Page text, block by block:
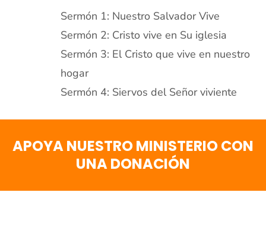
Sermón 1: Nuestro Salvador Vive
Sermón 2: Cristo vive en Su iglesia
Sermón 3: El Cristo que vive en nuestro
hogar
Sermón 4: Siervos del Señor viviente
APOYA NUESTRO MINISTERIO CON
UNA DONACIÓN